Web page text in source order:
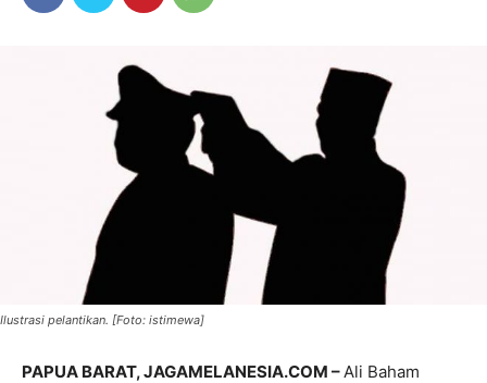
Ilustrasi pelantikan. [Foto: istimewa]
PAPUA BARAT, JAGAMELANESIA.COM – Ali Baham